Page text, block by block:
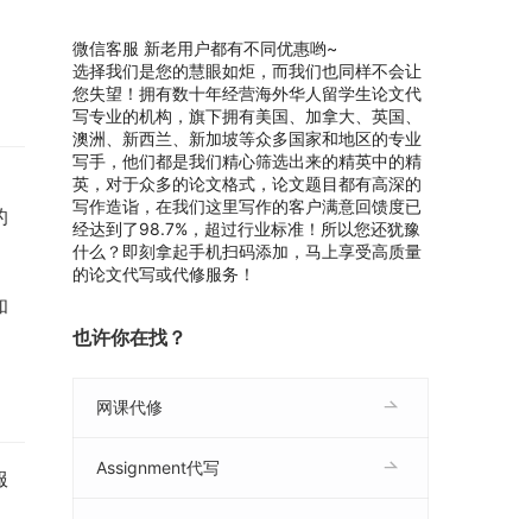
微信客服 新老用户都有不同优惠哟~
选择我们是您的慧眼如炬，而我们也同样不会让
您失望！拥有数十年经营海外华人留学生论文代
写专业的机构，旗下拥有美国、加拿大、英国、
澳洲、新西兰、新加坡等众多国家和地区的专业
写手，他们都是我们精心筛选出来的精英中的精
英，对于众多的论文格式，论文题目都有高深的
写作造诣，在我们这里写作的客户满意回馈度已
经达到了98.7%，超过行业标准！所以您还犹豫
什么？即刻拿起手机扫码添加，马上享受高质量
的论文代写或代修服务！
也许你在找？
网课代修
Assignment代写